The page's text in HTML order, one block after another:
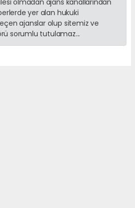
yer alan hukuki
ajanslar olup sitemiz ve
sorumlu tutulamaz...